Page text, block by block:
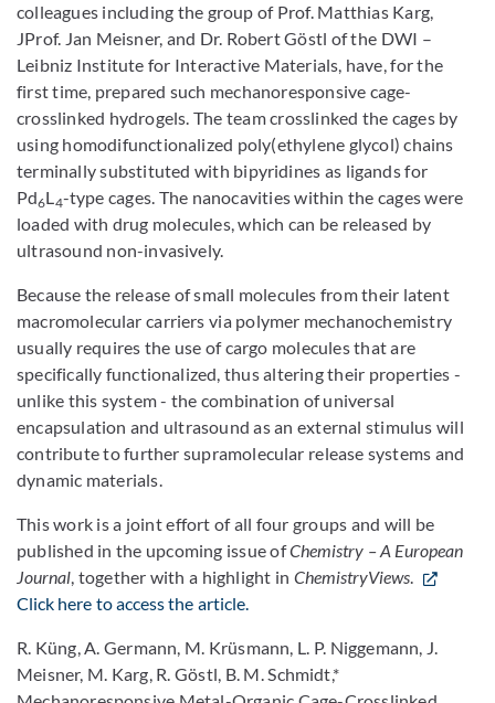
colleagues including the group of Prof. Matthias Karg,
JProf. Jan Meisner, and Dr. Robert Göstl of the DWI –
Leibniz Institute for Interactive Materials, have, for the
first time, prepared such mechanoresponsive cage-
crosslinked hydrogels. The team crosslinked the cages by
using homodifunctionalized poly(ethylene glycol) chains
terminally substituted with bipyridines as ligands for
Pd6L4-type cages. The nanocavities within the cages were
loaded with drug molecules, which can be released by
ultrasound non-invasively.
Because the release of small molecules from their latent
macromolecular carriers via polymer mechanochemistry
usually requires the use of cargo molecules that are
specifically functionalized, thus altering their properties -
unlike this system - the combination of universal
encapsulation and ultrasound as an external stimulus will
contribute to further supramolecular release systems and
dynamic materials.
This work is a joint effort of all four groups and will be
published in the upcoming issue ofChemistry – A European
Journal, together with a highlight in ChemistryViews.
Click here to access the article.
R. Küng, A. Germann, M. Krüsmann, L. P. Niggemann, J.
Meisner, M. Karg, R. Göstl, B. M. Schmidt,*